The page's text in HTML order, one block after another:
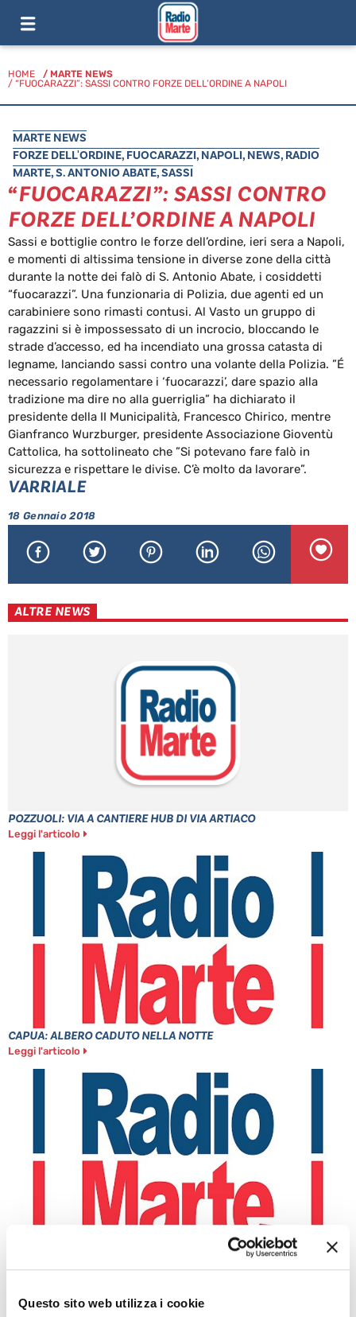
Questo sito web utilizza i cookie
HOME / MARTE NEWS
/ “FUOCARAZZI”: SASSI CONTRO FORZE DELL’ORDINE A NAPOLI
MARTE NEWS
FORZE DELL'ORDINE, FUOCARAZZI, NAPOLI, NEWS, RADIO
MARTE,S. ANTONIO ABATE,SASSI
“FUOCARAZZI”: SASSI CONTRO
FORZE DELL’ORDINE A NAPOLI
Sassi e bottiglie contro le forze dell’ordine, ieri sera a Napoli,
e momenti di altissima tensione in diverse zone della città
durante la notte dei falò di S. Antonio Abate, i cosiddetti
“fuocarazzi”. Una funzionaria di Polizia, due agenti ed un
carabiniere sono rimasti contusi. Al Vasto un gruppo di
ragazzini si è impossessato di un incrocio, bloccando le
strade d’accesso, ed ha incendiato una grossa catasta di
legname, lanciando sassi contro una volante della Polizia. ”É
necessario regolamentare i ‘fuocarazzi’, dare spazio alla
tradizione ma dire no alla guerriglia” ha dichiarato il
presidente della II Municipalità, Francesco Chirico, mentre
Gianfranco Wurzburger, presidente Associazione Gioventù
Cattolica, ha sottolineato che ”Si potevano fare falò in
sicurezza e rispettare le divise. C’è molto da lavorare”.
VARRIALE
18 Gennaio 2018
ALTRE NEWS
POZZUOLI: VIA A CANTIERE HUB DI VIA ARTIACO
Leggi l'articolo
CAPUA: ALBERO CADUTO NELLA NOTTE
Leggi l'articolo
Leggi l'articolo